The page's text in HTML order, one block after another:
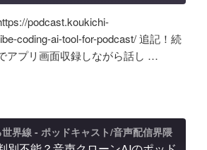
Apple Podcasts
Spotify
podcast.koukichi-
coding-ai-tool-for-podcast/ 追記！続
アプリ画面収録しながら話し …
界線 - ポッドキャスト/音声配信界隈